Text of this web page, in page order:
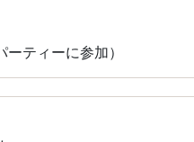
ティーに参加）